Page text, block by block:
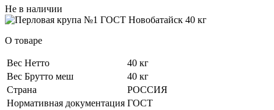
Не в наличии
О товаре
Вес Нетто
40 кг
Вес Брутто меш
40 кг
Страна
РОССИЯ
Нормативная документация ГОСТ